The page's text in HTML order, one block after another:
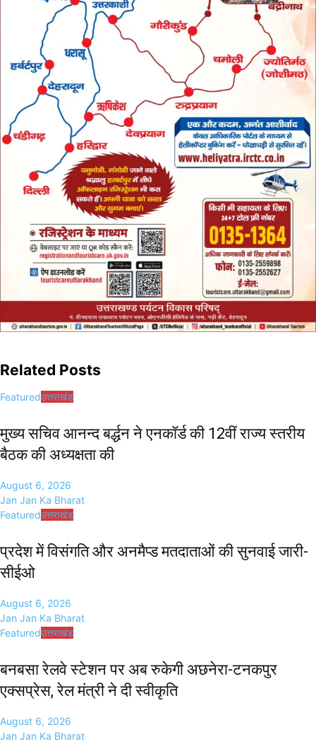
Related Posts
Featuredउत्तराखंड
मुख्य सचिव आनन्द बर्द्धन ने एनकॉर्ड की 12वीं राज्य स्तरीय
बैठक की अध्यक्षता की
August 6, 2026
Jan Jan Ka Bharat
Featuredउत्तराखंड
प्रदेश में विसंगति और अनमैप्ड मतदाताओं की सुनवाई जारी-
सीईओ
August 6, 2026
Jan Jan Ka Bharat
Featuredउत्तराखंड
बनबसा रेलवे स्टेशन पर अब रुकेगी अछनेरा-टनकपुर
एक्सप्रेस, रेल मंत्री ने दी स्वीकृति
August 6, 2026
Jan Jan Ka Bharat